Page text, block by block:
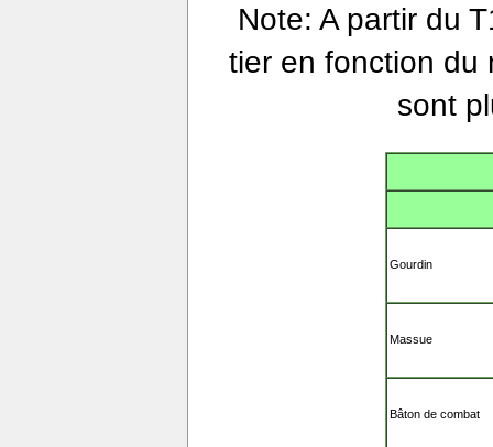
Note: A partir du
tier en fonction du
sont
Gourdin
Massue
Bâton de combat